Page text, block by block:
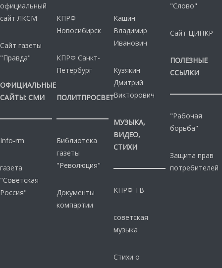
официальный
сайт ЛКСМ
Сайт газеты
"Правда"
ОФИЦИАЛЬНЫЕ
САЙТЫ: СМИ
Info-rm
газета
"Советская
Россия"
КПРФ
Новосибирск
КПРФ Санкт-
Петербург
ПОЛИТПРОСВЕТ
Библиотека
газеты
"Революция"
Документы
компартии
Кашин
Владимир
Иванович
Кузякин
Дмитрий
Викторович
МУЗЫКА,
ВИДЕО,
СТИХИ
КПРФ ТВ
советская
музыка
Стихи о
"Слово"
Сайт ЦИПКР
ПОЛЕЗНЫЕ
ССЫЛКИ
"Рабочая
борьба"
Защита прав
потребителей